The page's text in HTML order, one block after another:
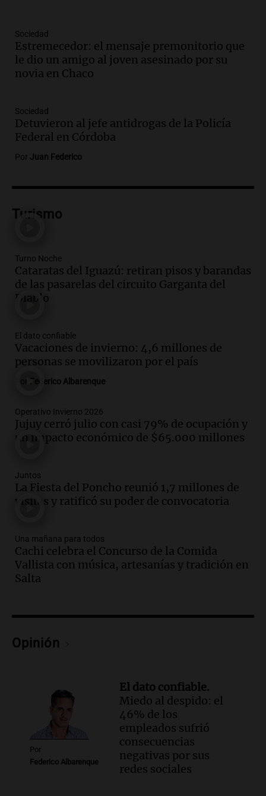
candidato a gobernador de Mendoza
para 2027
Panorama Federal
Episodios
del paso internacional por intenso
temporal de nieve en la alta montaña
Panorama Federal
Audio.Consejo Deliberante de San
tras explosión mortal en edificio
Episodios
explosión en edificio de Montiagudo
Panorama Federal
Episodios
Audio.
en Tucumán
Panorama Federal
Episodios
Audio.Fuertes vientos afectan a Tafí del
Valle con ráfagas de hasta 90 km/h y
Panorama Federal
Episodios
Audio.
San Juan recibe 250 millones de
Proyecto Vicuña de minería
Noticias
Episodios
combaten un incendio forestal en Villa
Yacanto
la ley de tierras
Episodios
tierras por falta de votos
Episodios
Audio.Santa Cruz restituye salarios
descontados a docentes por paro en dos
fechas clave de 2023
Sociedad
Estremecedor: el mensaje premonitorio que
le dio un amigo al joven asesinado por su
novia en Chaco
Sociedad
Detuvieron al jefe antidrogas de la Policía
Federal en Córdoba
Por Juan Federico
Turismo
Turno Noche
Cataratas del Iguazú: retiran pisos y barandas
de las pasarelas del circuito Garganta del
Diablo
El dato confiable
Vacaciones de invierno: 4,6 millones de
personas se movilizaron por el país
Federico Albarenque
Operativo Invierno 2026
Jujuy cerró julio con casi 79% de ocupación y
un impacto económico de $65.000 millones
Juntos
La Fiesta del Poncho reunió 1,7 millones de
visitas y ratificó su poder de convocatoria
Una mañana para todos
Cachi celebra el Concurso de la Comida
Vallista con música, artesanías y tradición en
Salta
Opinión
Por
Federico Albarenque
El dato confiable.
Miedo al despido: el
46% de los
empleados sufrió
consecuencias
negativas por sus
redes sociales